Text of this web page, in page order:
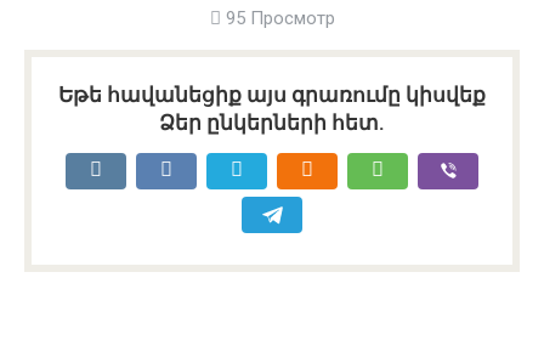
95 Просмотр
Եթե հավանեցիք այս գրառումը կիսվեք
Ձեր ընկերների հետ.